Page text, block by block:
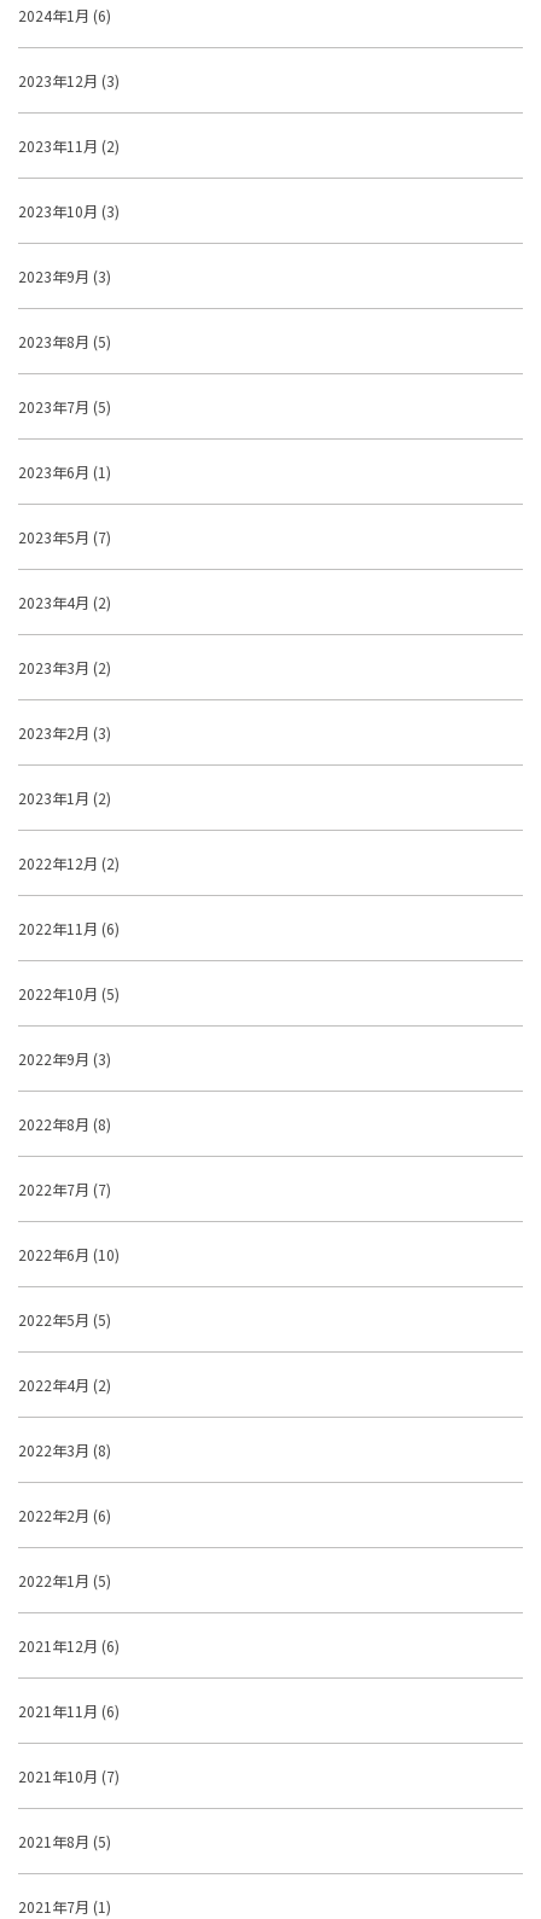
2024年1月 (6)
2023年12月 (3)
2023年11月 (2)
2023年10月 (3)
2023年9月 (3)
2023年8月 (5)
2023年7月 (5)
2023年6月 (1)
2023年5月 (7)
2023年4月 (2)
2023年3月 (2)
2023年2月 (3)
2023年1月 (2)
2022年12月 (2)
2022年11月 (6)
2022年10月 (5)
2022年9月 (3)
2022年8月 (8)
2022年7月 (7)
2022年6月 (10)
2022年5月 (5)
2022年4月 (2)
2022年3月 (8)
2022年2月 (6)
2022年1月 (5)
2021年12月 (6)
2021年11月 (6)
2021年10月 (7)
2021年8月 (5)
2021年7月 (1)